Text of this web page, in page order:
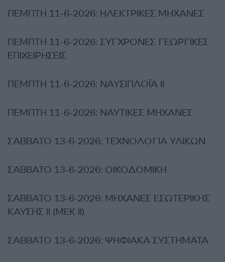
ΠΕΜΠΤΗ 11-6-2026: ΗΛΕΚΤΡΙΚΕΣ ΜΗΧΑΝΕΣ
ΠΕΜΠΤΗ 11-6-2026: ΣΥΓΧΡΟΝΕΣ ΓΕΩΡΓΙΚΕΣ
ΕΠΙΧΕΙΡΗΣΕΙΣ
ΠΕΜΠΤΗ 11-6-2026: ΝΑΥΣΙΠΛΟΪΑ ΙΙ
ΠΕΜΠΤΗ 11-6-2026: ΝΑΥΤΙΚΕΣ ΜΗΧΑΝΕΣ
ΣΑΒΒΑΤΟ 13-6-2026: ΤΕΧΝΟΛΟΓΙΑ ΥΛΙΚΩΝ
ΣΑΒΒΑΤΟ 13-6-2026: ΟΙΚΟΔΟΜΙΚΗ
ΣΑΒΒΑΤΟ 13-6-2026: ΜΗΧΑΝΕΣ ΕΣΩΤΕΡΙΚΗΣ
ΚΑΥΣΗΣ II (ΜΕΚ ΙΙ)
ΣΑΒΒΑΤΟ 13-6-2026: ΨΗΦΙΑΚΑ ΣΥΣΤΗΜΑΤΑ